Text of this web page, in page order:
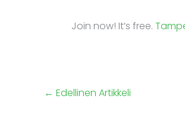
Join now! It’s free.
← Edellinen Artikkeli